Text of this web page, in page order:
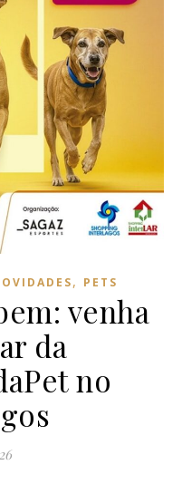
, PETS
venha
da
no